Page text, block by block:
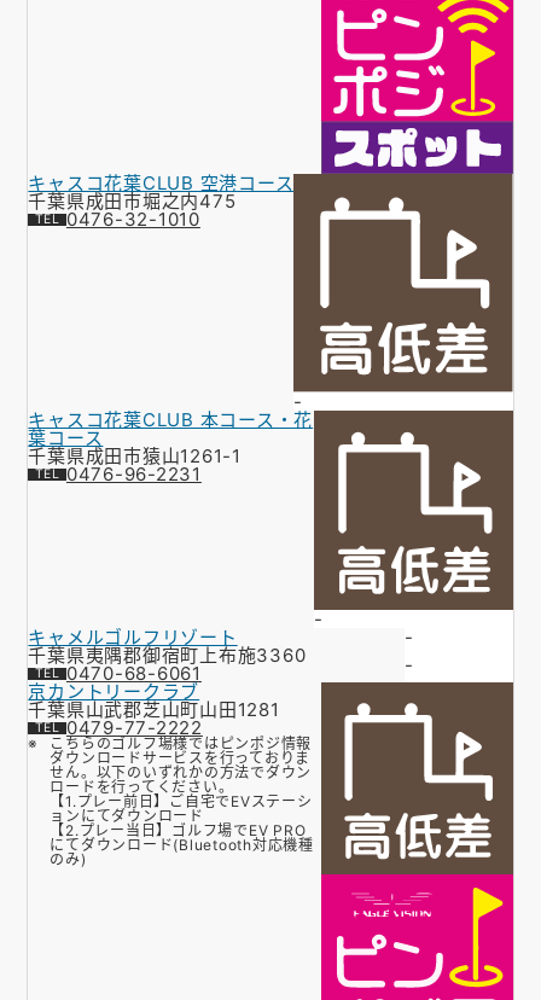
キャスコ花葉CLUB 空港コース
千葉県成田市堀之内475
0476-32-1010
-
キャスコ花葉CLUB 本コース・花
葉コース
千葉県成田市猿山1261-1
0476-96-2231
-
キャメルゴルフリゾート
千葉県夷隅郡御宿町上布施3360
0470-68-6061
-
-
京カントリークラブ
千葉県山武郡芝山町山田1281
0479-77-2222
こちらのゴルフ場様ではピンポジ情報
ダウンロードサービスを行っておりま
せん。以下のいずれかの方法でダウン
ロードを行ってください。
【1.プレー前日】ご自宅でEVステーシ
ョンにてダウンロード
【2.プレー当日】ゴルフ場でEV PRO
にてダウンロード(Bluetooth対応機種
のみ)